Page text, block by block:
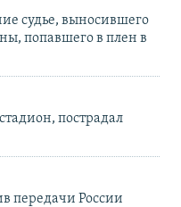
судье, выносившего
попавшего в плен в
пострадал
передачи России